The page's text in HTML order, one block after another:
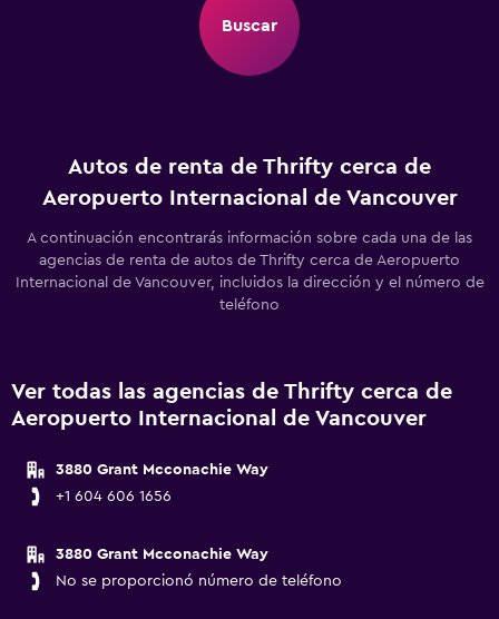
Buscar
Autos de renta de Thrifty cerca de
Aeropuerto Internacional de Vancouver
A continuación encontrarás información sobre cada una de las
agencias de renta de autos de Thrifty cerca de Aeropuerto
Internacional de Vancouver, incluidos la dirección y el número de
teléfono
Ver todas las agencias de Thrifty cerca de
Aeropuerto Internacional de Vancouver
3880 Grant Mcconachie Way
+1 604 606 1656
3880 Grant Mcconachie Way
No se proporcionó número de teléfono